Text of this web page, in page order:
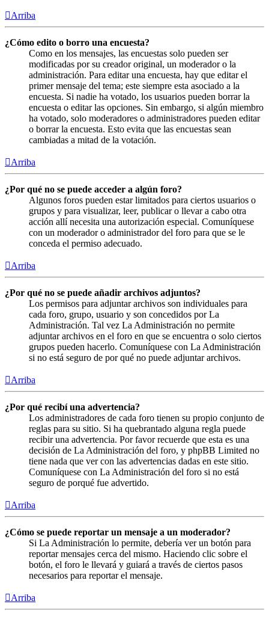
Arriba
¿Cómo edito o borro una encuesta?
Como en los mensajes, las encuestas solo pueden ser
modificadas por su creador original, un moderador o la
administración. Para editar una encuesta, hay que editar el
primer mensaje del tema; este siempre esta asociado a la
encuesta. Si nadie ha votado, los usuarios pueden borrar la
encuesta o editar las opciones. Sin embargo, si algún miembro
ha votado, solo moderadores o administradores pueden editar
o borrar la encuesta. Esto evita que las encuestas sean
cambiadas a mitad de la votación.
Arriba
¿Por qué no se puede acceder a algún foro?
Algunos foros pueden estar limitados para ciertos usuarios o
grupos y para visualizar, leer, publicar o llevar a cabo otra
acción allí necesita una autorización especial. Comuníquese
con un moderador o administrador del foro para que se le
conceda el permiso adecuado.
Arriba
¿Por qué no se puede añadir archivos adjuntos?
Los permisos para adjuntar archivos son individuales para
cada foro, grupo, usuario y son concedidos por La
Administración. Tal vez La Administración no permite
adjuntar archivos en el foro en que se encuentra o solo ciertos
grupos pueden hacerlo. Comuníquese con La Administración
si no está seguro de por qué no puede adjuntar archivos.
Arriba
¿Por qué recibí una advertencia?
Los administradores de cada foro tienen su propio conjunto de
reglas para su sitio. Si ha quebrantado alguna regla puede
recibir una advertencia. Por favor recuerde que esta es una
decisión de La Administración del foro, y phpBB Limited no
tiene nada que ver con las advertencias dadas en este sitio.
Comuníquese con La Administración del foro si no está
seguro de porqué fue advertido.
Arriba
¿Cómo se puede reportar un mensaje a un moderador?
Si La Administración lo permite, debería ver un botón para
reportar mensajes cerca del mismo. Haciendo clic sobre el
botón, el foro le llevará y guiará a través de ciertos pasos
necesarios para reportar el mensaje.
Arriba